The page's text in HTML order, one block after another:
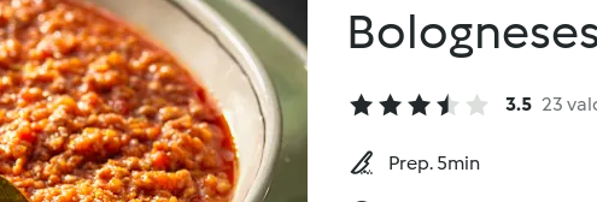
3.5 23
Prep. 5min